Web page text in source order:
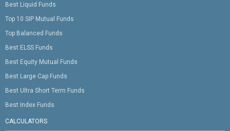
Best Liquid Funds
Top 10 SIP Mutual Funds
Top Balanced Funds
Best ELSS Funds
Best Equity Mutual Funds
Best Large Cap Funds
Best Ultra Short Term Funds
Best Index Funds
CALCULATORS